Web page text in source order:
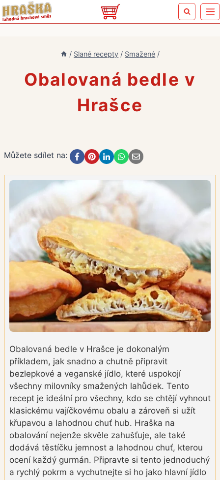
Přeskočit
na
/ Slané recepty / Smažené /
Obalovaná bedle v
Hrašce
Můžete sdílet na:
Obalovaná bedle v Hrašce je dokonalým
příkladem, jak snadno a chutně připravit
bezlepkové a veganské jídlo, které uspokojí
všechny milovníky smažených lahůdek. Tento
recept je ideální pro všechny, kdo se chtějí vyhnout
klasickému vajíčkovému obalu a zároveň si užít
křupavou a lahodnou chuť hub. Hraška na
obalování nejenže skvěle zahušťuje, ale také
dodává těstíčku jemnost a lahodnou chuť, kterou
ocení každý gurmán. Připravte si tento jednoduchý
a rychlý pokrm a vychutnejte si ho jako hlavní jídlo